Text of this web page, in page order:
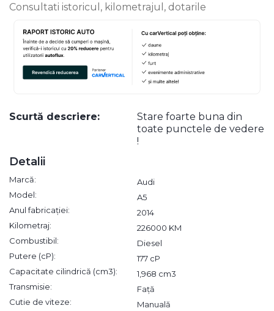
Consultati istoricul, kilometrajul, dotarile
Scurtă descriere:
Stare foarte buna din
toate punctele de vedere
!
Detalii
Marcă:
Audi
Model:
A5
Anul fabricației:
2014
Kilometraj:
226000 KM
Combustibil:
Diesel
Putere (cP):
177 cP
Capacitate cilindrică (cm3):
1,968 cm3
Transmisie:
Față
Cutie de viteze:
Manuală